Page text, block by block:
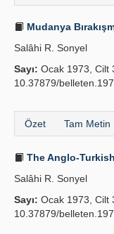
Mudanya
Salâhi R. Sonyel
Sayı: Ocak 1973, Cilt
10.37879/
Özet Tam Metin
The Anglo-
Salâhi R. Sonyel
Sayı: Ocak 1973, Cilt
10.37879/